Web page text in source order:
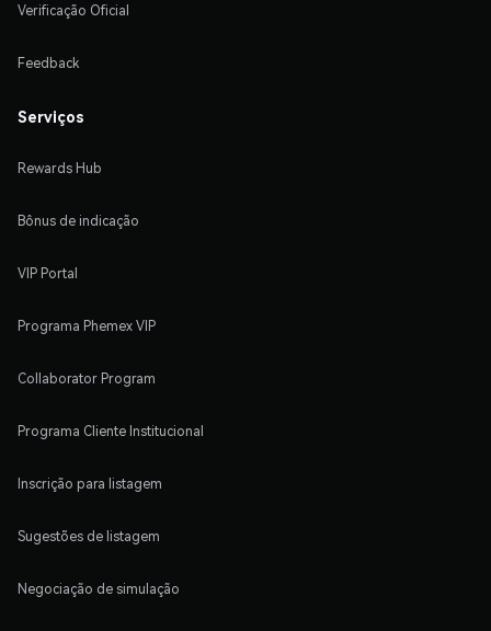
Verificação Oficial
Feedback
Serviços
Rewards Hub
Bônus de indicação
VIP Portal
Programa Phemex VIP
Collaborator Program
Programa Cliente Institucional
Inscrição para listagem
Sugestões de listagem
Negociação de simulação